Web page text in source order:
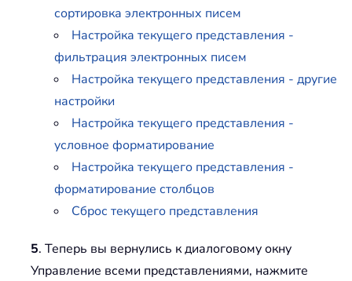
сортировка электронных писем
Настройка текущего представления -
фильтрация электронных писем
Настройка текущего представления - другие
настройки
Настройка текущего представления -
условное форматирование
Настройка текущего представления -
форматирование столбцов
Сброс текущего представления
5. Теперь вы вернулись к диалоговому окну
Управление всеми представлениями, нажмите